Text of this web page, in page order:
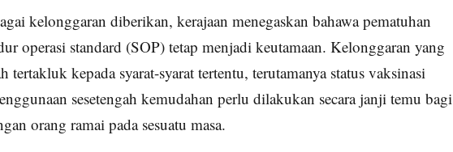
kelonggaran diberikan, kerajaan menegaskan bahawa pematuhan
operasi standard (SOP) tetap menjadi keutamaan. Kelonggaran yang
tertakluk kepada syarat-syarat tertentu, terutamanya status vaksinasi
sesetengah kemudahan perlu dilakukan secara janji temu bagi
orang ramai pada sesuatu masa.